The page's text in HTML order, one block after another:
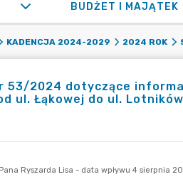
BUDŻET I MAJĄTEK
KADENCJA 2024-2029 2024 ROK
53/2024 dotyczące
ul. Łąkowej do ul. Lotników